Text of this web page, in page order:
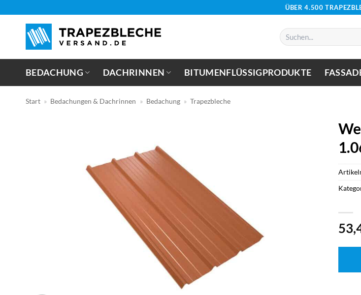
springen
ÜBER 4.500
Suchen
nach:
BEDACHUNG DACHRINNEN BITUMENFLÜSSIGPRODUKTE
Start » Bedachungen & Dachrinnen » Bedachung » Trapezbleche